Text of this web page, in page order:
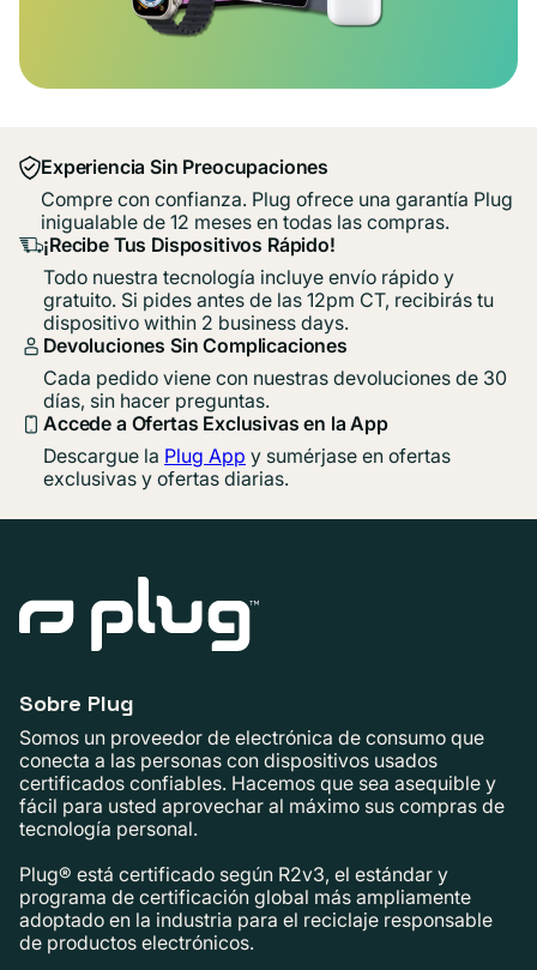
Experiencia Sin Preocupaciones
Compre con confianza. Plug ofrece una garantía Plug
inigualable de 12 meses en todas las compras.
¡Recibe Tus Dispositivos Rápido!
Todo nuestra tecnología incluye envío rápido y
gratuito. Si pides antes de las 12pm CT, recibirás tu
dispositivo within 2 business days.
Devoluciones Sin Complicaciones
Cada pedido viene con nuestras devoluciones de 30
días, sin hacer preguntas.
Accede a Ofertas Exclusivas en la App
Descargue la Plug App y sumérjase en ofertas
exclusivas y ofertas diarias.
Sobre Plug
Somos un proveedor de electrónica de consumo que
conecta a las personas con dispositivos usados ​​
certificados confiables. Hacemos que sea asequible y
fácil para usted aprovechar al máximo sus compras de
tecnología personal.
Plug® está certificado según R2v3, el estándar y
programa de certificación global más ampliamente
adoptado en la industria para el reciclaje responsable
de productos electrónicos.